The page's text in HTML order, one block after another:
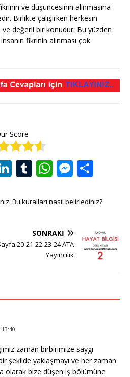
ve düşüncesinin alınmasına
Birlikte çalışırken herkesin
ve değerli bir konudur. Bu yüzden
fikrinin alınması çok
Score
Li
k
n
T
m
r
W
at
A
p
p
M
ss
n
g
ar
Bu kuralları nasıl belirlediniz?
SONRAKI
20-21-22-23-24 ATA
Yayıncılık
13:40
zaman birbirimize saygı
şekilde yaklaşmayı ve her zaman
olarak bize düşen iş bölümüne